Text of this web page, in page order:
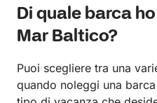
Di quale barca
Mar Baltico?
Puoi scegliere tra una
quando noleggi una